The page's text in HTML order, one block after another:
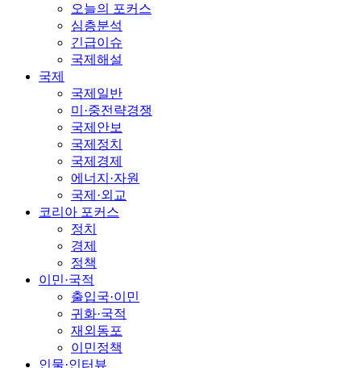
오늘의 포커스
심층분석
긴급이슈
국제해설
국제
국제일반
미·중전략경쟁
국제안보
국제정치
국제경제
에너지·자원
국제·외교
코리아 포커스
정치
경제
정책
이민·국적
출입국·이민
귀화·국적
재외동포
이민정책
인물·인터뷰